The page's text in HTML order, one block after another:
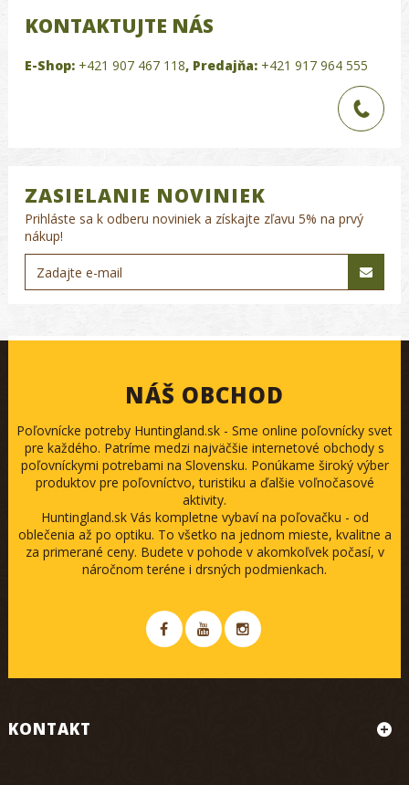
KONTAKTUJTE NÁS
E-Shop: +421 907 467 118, Predajňa: +421 917 964 555
ZASIELANIE NOVINIEK
Prihláste sa k odberu noviniek a získajte zľavu 5% na prvý
nákup!
NÁŠ OBCHOD
Poľovnícke potreby Huntingland.sk - Sme online poľovnícky svet
pre každého. Patríme medzi najväčšie internetové obchody s
poľovníckymi potrebami na Slovensku. Ponúkame široký výber
produktov pre poľovníctvo, turistiku a ďalšie voľnočasové
aktivity.
Huntingland.sk Vás kompletne vybaví na poľovačku - od
oblečenia až po optiku. To všetko na jednom mieste, kvalitne a
za primerané ceny. Budete v pohode v akomkoľvek počasí, v
náročnom teréne i drsných podmienkach.
KONTAKT